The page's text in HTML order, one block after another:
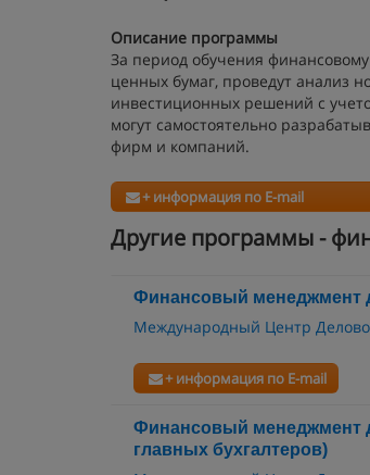
Описание программы
За период обучения
ценных бумаг, проведут анализ
инвестиционных решений с
могут самостоятельно
фирм и компаний.
+ информация по E-mail
Другие программы -
Финансовый менеджмент
Международный Центр
+ информация по E-mail
Финансовый менеджмент
главных бухгалтеров)